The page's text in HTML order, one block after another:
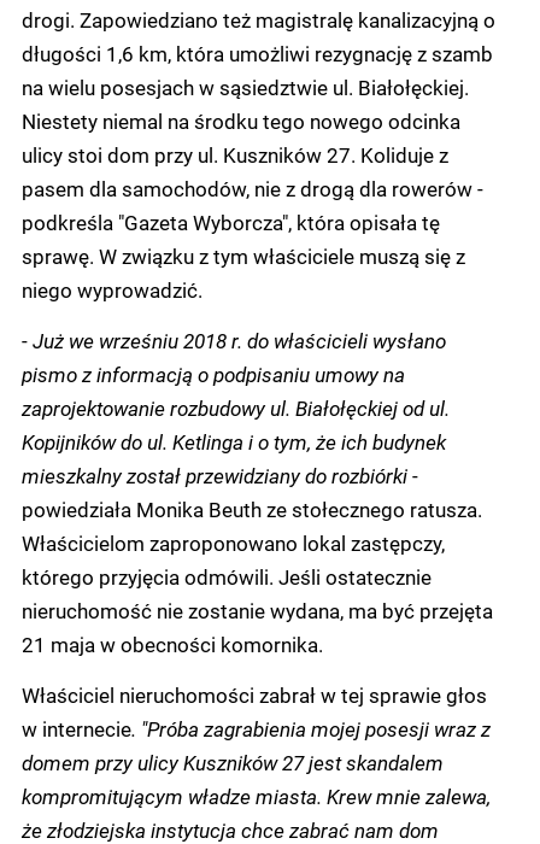
drogi. Zapowiedziano też magistralę kanalizacyjną o
długości 1,6 km, która umożliwi rezygnację z szamb
na wielu posesjach w sąsiedztwie ul. Białołęckiej.
Niestety niemal na środku tego nowego odcinka
ulicy stoi dom przy ul. Kuszników 27. Koliduje z
pasem dla samochodów, nie z drogą dla rowerów -
podkreśla "Gazeta Wyborcza", która opisała tę
sprawę. W związku z tym właściciele muszą się z
niego wyprowadzić.
-Już we wrześniu 2018 r. do właścicieli wysłano
pismo z informacją o podpisaniu umowy na
zaprojektowanie rozbudowy ul. Białołęckiej od ul.
Kopijników do ul. Ketlinga i o tym, że ich budynek
mieszkalny został przewidziany do rozbiórki-
powiedziała Monika Beuth ze stołecznego ratusza.
Właścicielom zaproponowano lokal zastępczy,
którego przyjęcia odmówili. Jeśli ostatecznie
nieruchomość nie zostanie wydana, ma być przejęta
21 maja w obecności komornika.
Właściciel nieruchomości zabrał w tej sprawie głos
w internecie. "Próba zagrabienia mojej posesji wraz z
domem przy ulicy Kuszników 27 jest skandalem
kompromitującym władze miasta. Krew mnie zalewa,
że złodziejska instytucja chce zabrać nam dom